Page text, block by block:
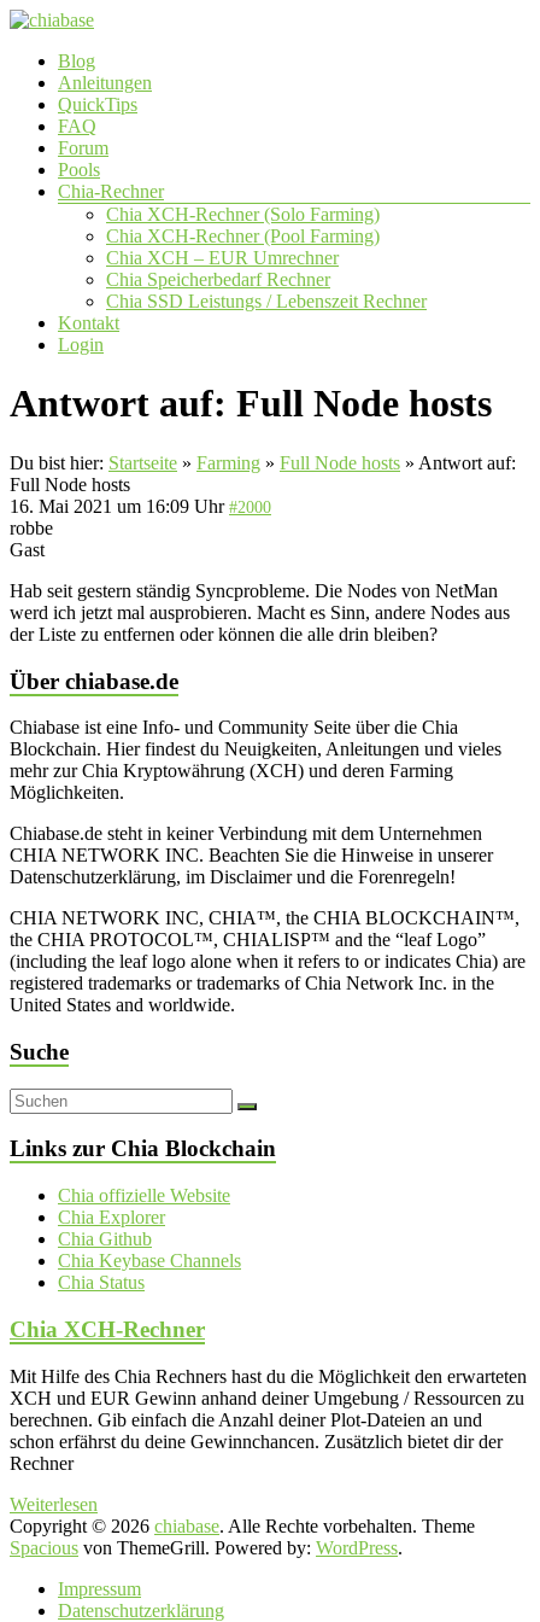
Zum
springen
chiabase
CHIA
Info-
Community
Seite
Menü
Blog
Anleitungen
QuickTips
FAQ
Forum
Pools
Chia-Rechner
Chia XCH-Rechner (Solo Farming)
Chia XCH-Rechner (Pool Farming)
Chia XCH – EUR Umrechner
Chia Speicherbedarf Rechner
Chia SSD Leistungs / Lebenszeit Rechner
Kontakt
Login
Antwort auf: Full Node hosts
Du bist hier: Startseite » Farming » Full Node hosts » Antwort auf:
Full Node hosts
16. Mai 2021 um 16:09 Uhr #2000
robbe
Gast
Hab seit gestern ständig Syncprobleme. Die Nodes von NetMan
werd ich jetzt mal ausprobieren. Macht es Sinn, andere Nodes aus
der Liste zu entfernen oder können die alle drin bleiben?
Über chiabase.de
Chiabase ist eine Info- und Community Seite über die Chia
Blockchain. Hier findest du Neuigkeiten, Anleitungen und vieles
mehr zur Chia Kryptowährung (XCH) und deren Farming
Möglichkeiten.
Chiabase.de steht in keiner Verbindung mit dem Unternehmen
CHIA NETWORK INC. Beachten Sie die Hinweise in unserer
Datenschutzerklärung, im Disclaimer und die Forenregeln!
CHIA NETWORK INC, CHIA™, the CHIA BLOCKCHAIN™,
the CHIA PROTOCOL™, CHIALISP™ and the “leaf Logo”
(including the leaf logo alone when it refers to or indicates Chia) are
registered trademarks or trademarks of Chia Network Inc. in the
United States and worldwide.
Suche
Links zur Chia Blockchain
Chia offizielle Website
Chia Explorer
Chia Github
Chia Keybase Channels
Chia Status
Chia XCH-Rechner
Mit Hilfe des Chia Rechners hast du die Möglichkeit den erwarteten
XCH und EUR Gewinn anhand deiner Umgebung / Ressourcen zu
berechnen. Gib einfach die Anzahl deiner Plot-Dateien an und
schon erfährst du deine Gewinnchancen. Zusätzlich bietet dir der
Rechner
Weiterlesen
Copyright © 2026 chiabase. Alle Rechte vorbehalten. Theme
Spacious von ThemeGrill. Powered by: WordPress.
Impressum
Datenschutzerklärung